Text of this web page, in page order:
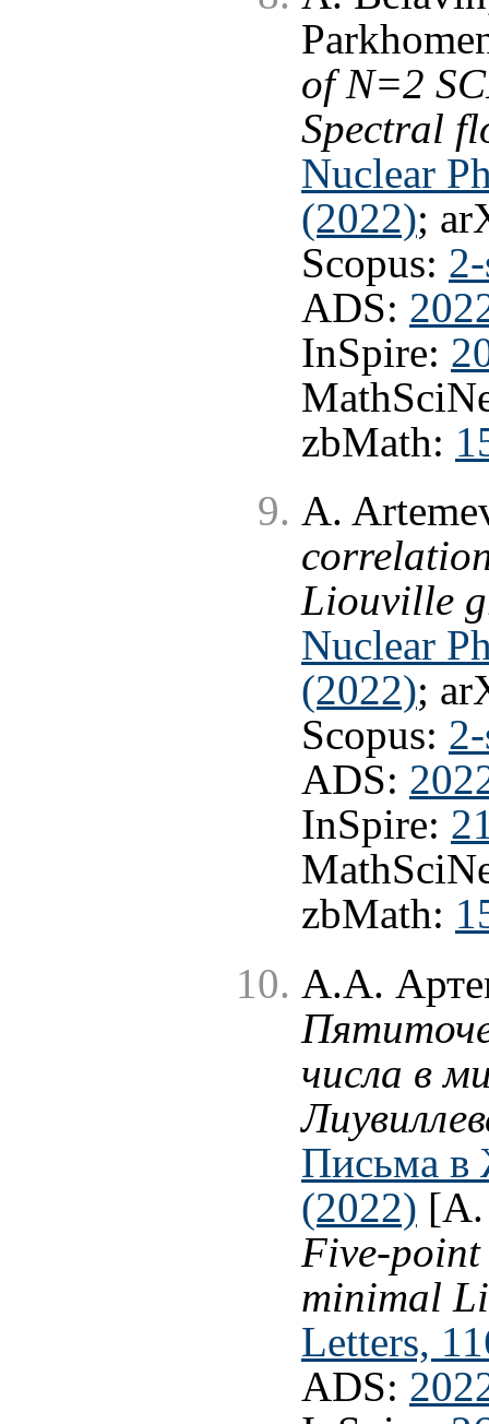
of N=2
Spectral
Nuclear
(2022);
Scopus:
ADS:
InSpire:
zbMath:
A.
Liouville
Nuclear
(2022);
Scopus:
ADS:
InSpire:
zbMath:
А.А.
числа в
Письма
(2022) [A.
Five-
minimal
Letters,
ADS: